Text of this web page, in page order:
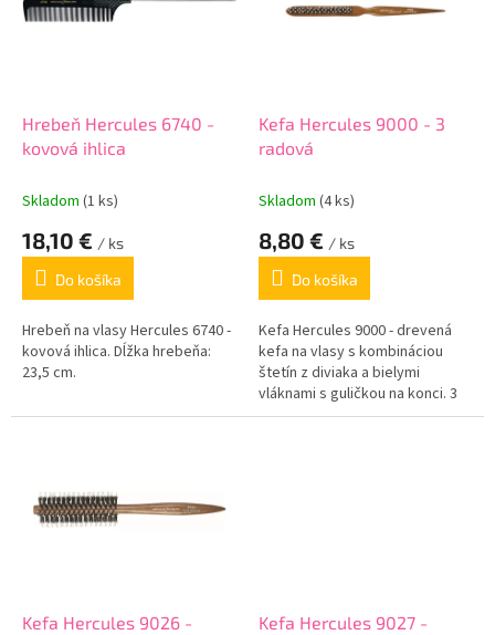
Hrebeň Hercules 6740 -
kovová ihlica
Skladom (1 ks)
18,10 € / ks
Do košíka
Hrebeň na vlasy Hercules 6740 -
kovová ihlica. Dĺžka hrebeňa:
23,5 cm.
Kefa Hercules 9000 - 3
radová
Skladom (4 ks)
8,80 € / ks
Do košíka
Kefa Hercules 9000 - drevená
kefa na vlasy s kombináciou
štetín z diviaka a bielymi
vláknami s guličkou na konci. 3
rady štetín.
Kefa Hercules 9026 -
Kefa Hercules 9027 -